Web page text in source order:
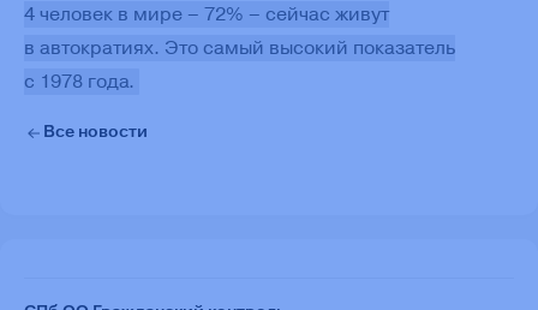
4 человек в мире – 72% – сейчас живут
в автократиях. Это самый высокий показатель
с 1978 года.
Все новости